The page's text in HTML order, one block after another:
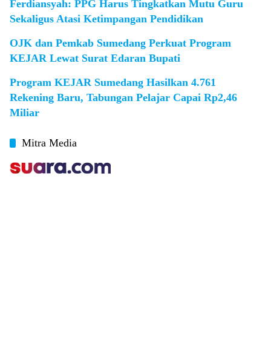
Ferdiansyah: PPG Harus Tingkatkan Mutu Guru
Sekaligus Atasi Ketimpangan Pendidikan
OJK dan Pemkab Sumedang Perkuat Program
KEJAR Lewat Surat Edaran Bupati
Program KEJAR Sumedang Hasilkan 4.761
Rekening Baru, Tabungan Pelajar Capai Rp2,46
Miliar
Mitra Media